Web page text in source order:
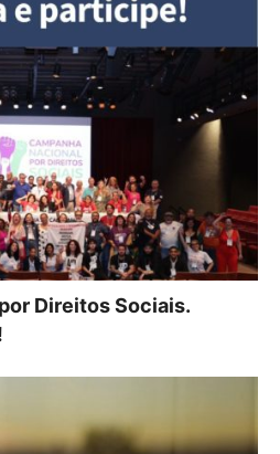
Direitos Sociais.